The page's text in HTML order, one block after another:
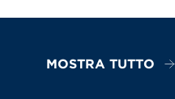
MOSTRA TUTTO